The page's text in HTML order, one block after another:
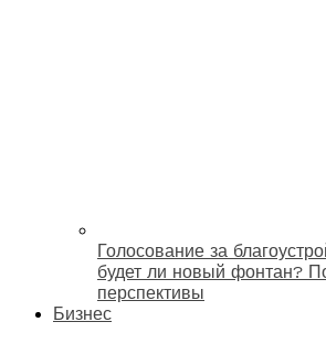
Голосование за
будет ли новый фонтан?
перспективы
Бизнес